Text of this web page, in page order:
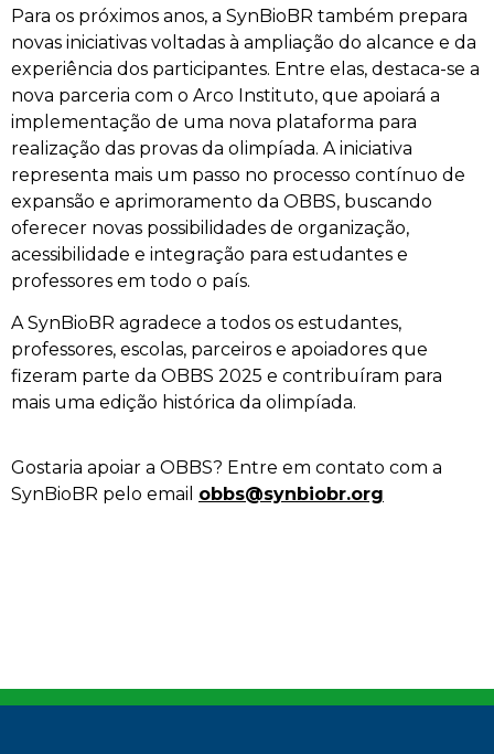
Para os próximos anos, a SynBioBR também prepara
novas iniciativas voltadas à ampliação do alcance e da
experiência dos participantes. Entre elas, destaca-se a
nova parceria com o Arco Instituto, que apoiará a
implementação de uma nova plataforma para
realização das provas da olimpíada. A iniciativa
representa mais um passo no processo contínuo de
expansão e aprimoramento da OBBS, buscando
oferecer novas possibilidades de organização,
acessibilidade e integração para estudantes e
professores em todo o país.
A SynBioBR agradece a todos os estudantes,
professores, escolas, parceiros e apoiadores que
fizeram parte da OBBS 2025 e contribuíram para
mais uma edição histórica da olimpíada.
Gostaria apoiar a OBBS? Entre em contato com a
SynBioBR pelo email obbs@synbiobr.org